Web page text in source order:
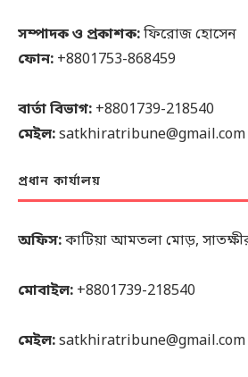
সম্পাদক ও প্রকাশক:ফিরোজ হোসেন
ফোন: +8801753-868459
বার্তা বিভাগ: +8801739-218540
মেইল:satkhiratribune@gmail.com
প্রধান কার্যালয়
অফিস:কাটিয়া আমতলা মোড়,
মোবাইল: +8801739-218540
মেইল:satkhiratribune@gmail.com